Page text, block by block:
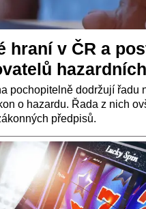
hraní v ČR a
pochopitelně dodržují řadu
o hazardu. Řada z nich
předpisů.